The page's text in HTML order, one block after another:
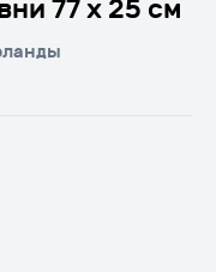
77 x 25 см